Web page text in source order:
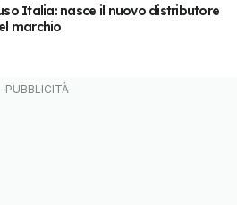
Italia: nasce il nuovo distributore
marchio